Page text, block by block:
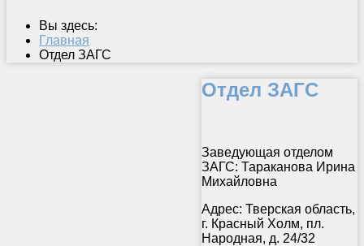
Вы здесь:
Главная
Отдел ЗАГС
Отдел ЗАГС
Заведующая отделом
ЗАГС: Тараканова Ирина
Михайловна
Адрес: Тверская область,
г. Красный Холм, пл.
Народная, д. 24/32